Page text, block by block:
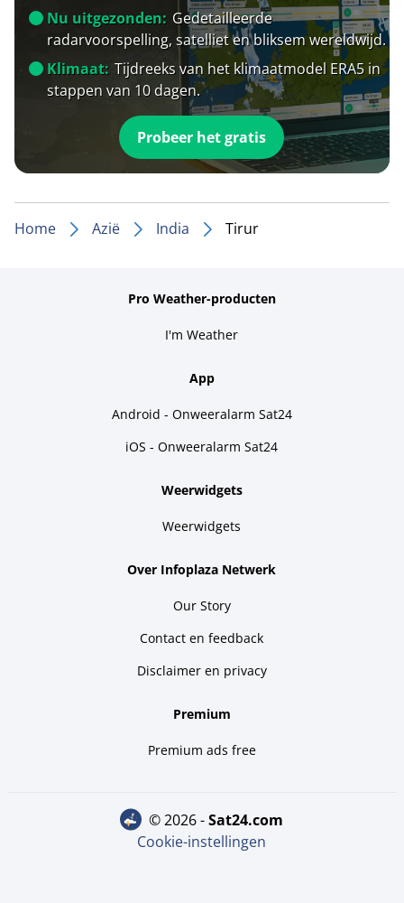
Nu uitgezonden: Gedetailleerde
radarvoorspelling, satelliet en bliksem wereldwijd.
Klimaat: Tijdreeks van het klimaatmodel ERA5 in
stappen van 10 dagen.
Probeer het gratis
Home Azië India Tirur
Pro Weather-producten
I'm Weather
App
Android - Onweeralarm Sat24
iOS - Onweeralarm Sat24
Weerwidgets
Weerwidgets
Over Infoplaza Netwerk
Our Story
Contact en feedback
Disclaimer en privacy
Premium
Premium ads free
© 2026 - sat24.com
Cookie-instellingen